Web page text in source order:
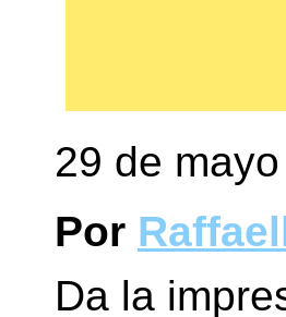
29 de
Por
Da la